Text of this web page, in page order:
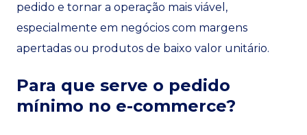
pedido e tornar a operação mais viável,
especialmente em negócios com margens
apertadas ou produtos de baixo valor unitário.
Para que serve o pedido
mínimo no e-commerce?